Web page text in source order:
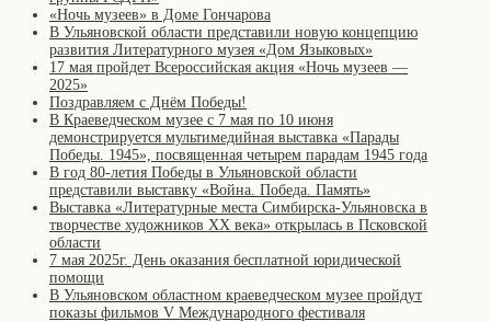
«Ночь музеев» в Доме Гончарова
В Ульяновской области представили новую концепцию
развития Литературного музея «Дом Языковых»
17 мая пройдет Всероссийская акция «Ночь музеев —
2025»
Поздравляем с Днём Победы!
В Краеведческом музее с 7 мая по 10 июня
демонстрируется мультимедийная выставка «Парады
Победы. 1945», посвященная четырем парадам 1945 года
В год 80-летия Победы в Ульяновской области
представили выставку «Война. Победа. Память»
Выставка «Литературные места Симбирска-Ульяновска в
творчестве художников XX века» открылась в Псковской
области
7 мая 2025г. День оказания бесплатной юридической
помощи
В Ульяновском областном краеведческом музее пройдут
показы фильмов V Международного фестиваля